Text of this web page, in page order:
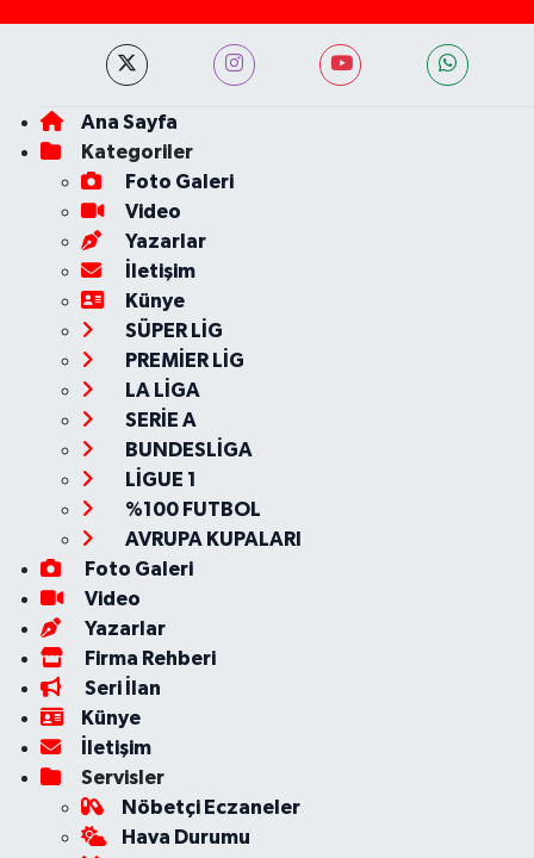
Ana Sayfa
Kategoriler
Foto Galeri
Video
Yazarlar
İletişim
Künye
SÜPER LİG
PREMİER LİG
LA LİGA
SERİE A
BUNDESLİGA
LİGUE 1
%100 FUTBOL
AVRUPA KUPALARI
Foto Galeri
Video
Yazarlar
Firma Rehberi
Seri İlan
Künye
İletişim
Servisler
Nöbetçi Eczaneler
Hava Durumu